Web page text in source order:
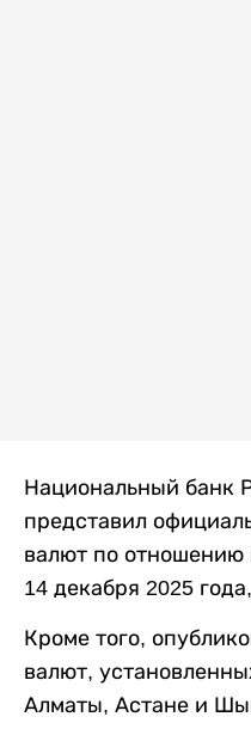
Национальный банк
представил
валют по отношению
14 декабря 2025
Кроме того,
валют,
Алматы, Астане и